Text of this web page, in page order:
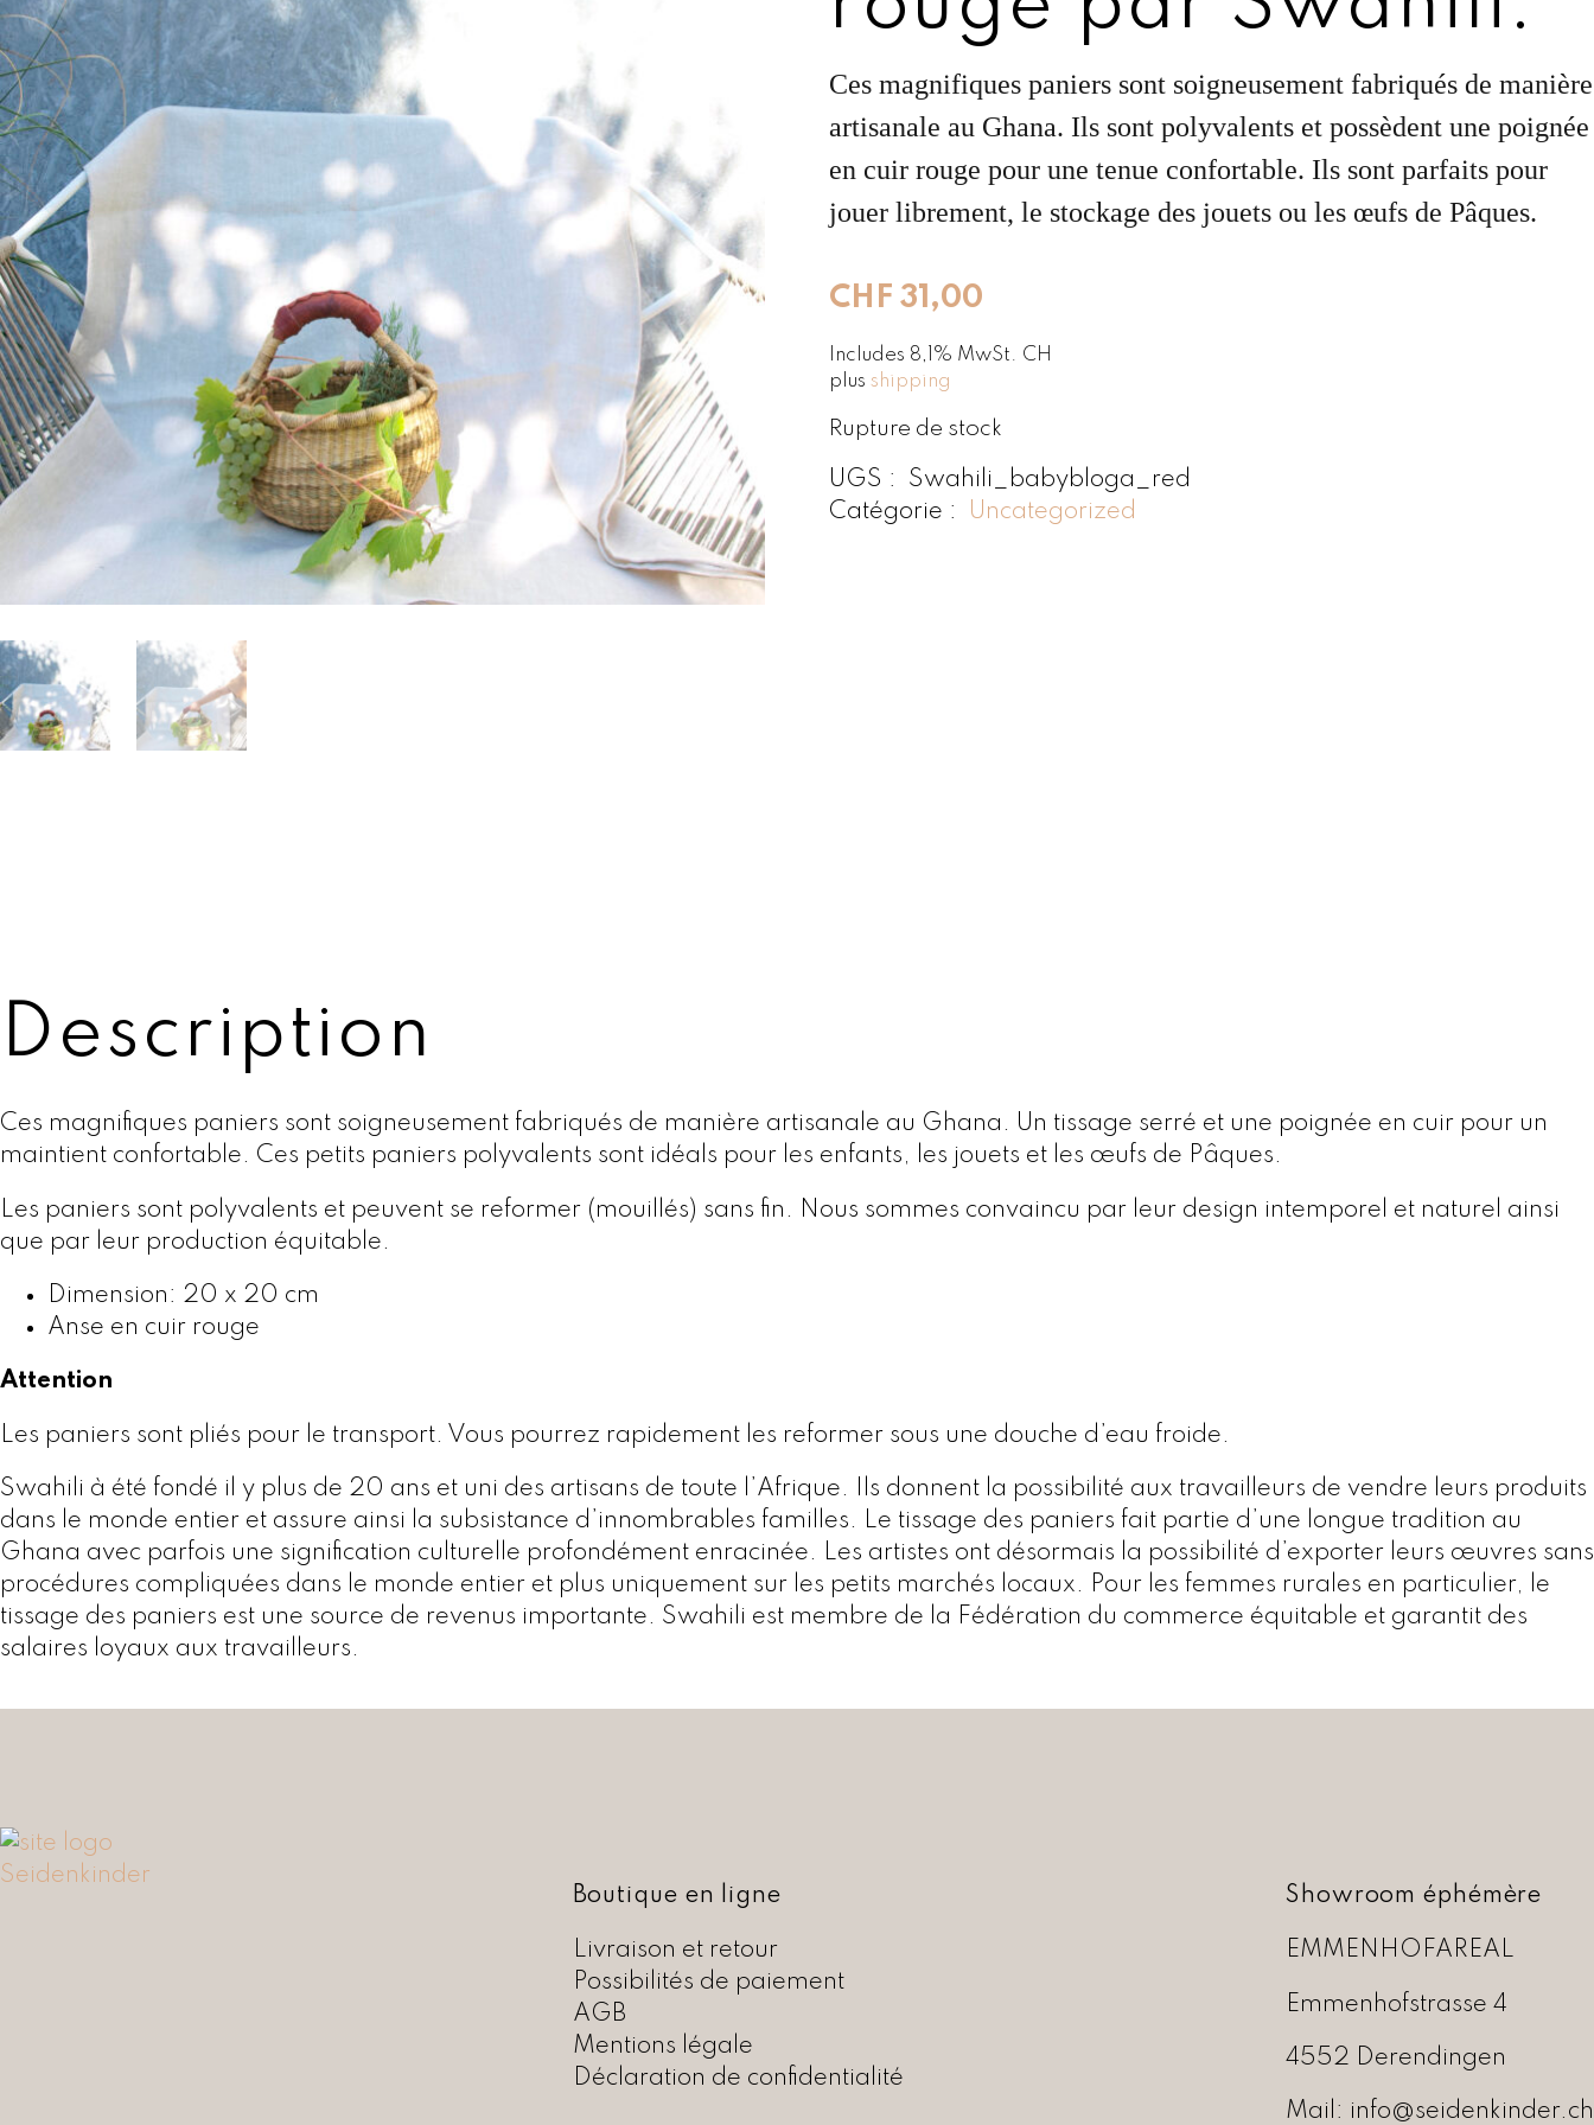
CHF 31,00
Includes 8,1% MwSt. CH
plus shipping
Ces magnifiques paniers sont soigneusement fabriqués de manière
artisanale au Ghana. Ils sont polyvalents et possèdent une poignée
en cuir rouge pour une tenue confortable. Ils sont parfaits pour
jouer librement, le stockage des jouets ou les œufs de Pâques.
Rupture de stock
UGS :
Swahili_babybloga_red
Catégorie :
Uncategorized
Description
Ces magnifiques paniers sont soigneusement fabriqués de manière artisanale au Ghana. Un tissage serré et une poignée en cuir pour un
maintient confortable. Ces petits paniers polyvalents sont idéals pour les enfants, les jouets et les œufs de Pâques.
Les paniers sont polyvalents et peuvent se reformer (mouillés) sans fin. Nous sommes convaincu par leur design intemporel et naturel ainsi
que par leur production équitable.
Dimension: 20 x 20 cm
Anse en cuir rouge
Attention
Les paniers sont pliés pour le transport. Vous pourrez rapidement les reformer sous une douche d’eau froide.
Swahili à été fondé il y plus de 20 ans et uni des artisans de toute l’Afrique. Ils donnent la possibilité aux travailleurs de vendre leurs produits
dans le monde entier et assure ainsi la subsistance d’innombrables familles. Le tissage des paniers fait partie d’une longue tradition au
Ghana avec parfois une signification culturelle profondément enracinée. Les artistes ont désormais la possibilité d’exporter leurs œuvres sans
procédures compliquées dans le monde entier et plus uniquement sur les petits marchés locaux. Pour les femmes rurales en particulier, le
tissage des paniers est une source de revenus importante. Swahili est membre de la Fédération du commerce équitable et garantit des
salaires loyaux aux travailleurs.
Boutique en ligne
Livraison et retour
Possibilités de paiement
AGB
Mentions légale
Déclaration de confidentialité
Showroom éphémère
EMMENHOFAREAL
Emmenhofstrasse 4
4552 Derendingen
Mail: info@seidenkinder.ch